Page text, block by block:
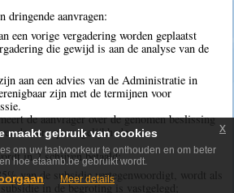
aanvragen:
een vorige vergadering worden geplaatst
die gewijd is aan de analyse van de
aan een advies van de Administratie in
zijn met de termijnen voor
de aanvrager over de genomen beslissing
de beroepsmogelijkheden.
in 2 schijven betaald:
van de subsidie vertegenwoordigt, wordt als
in de begroting is vastgelegd;
maakt gebruik van cookies
om uw taalvoorkeur te onthouden en om beter
hoe etaamb.be gebruikt wordt.
Meer details
x